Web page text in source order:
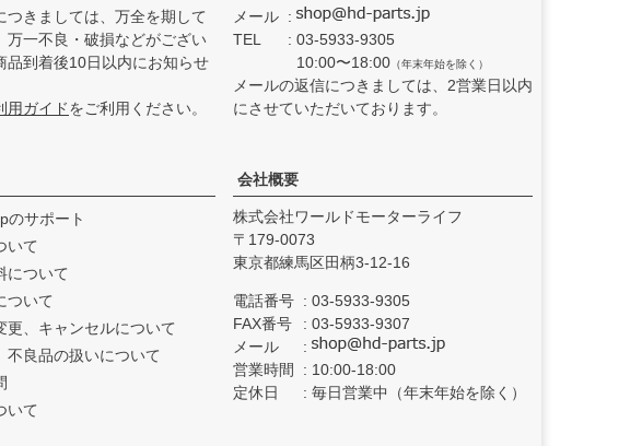
つきましては、万全を期して
万一不良・破損などがござい
品到着後10日以内にお知らせ
用ガイドをご利用ください。
メール
TEL
03-5933-9305
10:00〜18:00 （年末年始を除く）
メールの返信につきましては、2営業日以内
にさせていただいております。
のサポート
いて
について
ついて
更、キャンセルについて
不良品の扱いについて
いて
会社概要
株式会社ワールドモーターライフ
179-0073
東京都練馬区田柄3-12-16
電話番号
03-5933-9305
FAX番号
03-5933-9307
メール
営業時間
10:00-18:00
定休日
毎日営業中（年末年始を除く）